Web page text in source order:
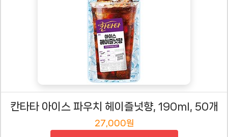
칸타타 아이스 파우치 헤이즐넛향, 190ml, 50개
27,000원